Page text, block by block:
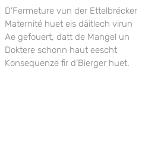
D’Fermeture vun der Ettelbrécker
Maternité huet eis däitlech virun
Ae gefouert, datt de Mangel un
Doktere schonn haut eescht
Konsequenze fir d’Bierger huet.